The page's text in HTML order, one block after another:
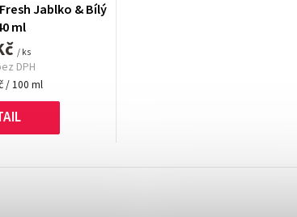
Jablko & Bílý
ml
/ ks
DPH
/ 100 ml